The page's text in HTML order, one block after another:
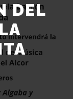
DEL